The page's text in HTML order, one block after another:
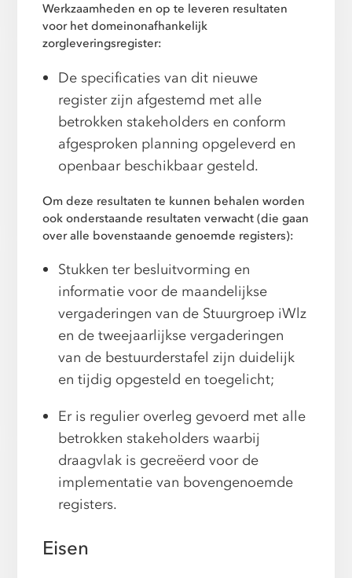
Werkzaamheden en op te leveren resultaten
voor het domeinonafhankelijk
zorgleveringsregister:
De specificaties van dit nieuwe
register zijn afgestemd met alle
betrokken stakeholders en conform
afgesproken planning opgeleverd en
openbaar beschikbaar gesteld.
Om deze resultaten te kunnen behalen worden
ook onderstaande resultaten verwacht (die gaan
over alle bovenstaande genoemde registers):
Stukken ter besluitvorming en
informatie voor de maandelijkse
vergaderingen van de Stuurgroep iWlz
en de tweejaarlijkse vergaderingen
van de bestuurderstafel zijn duidelijk
en tijdig opgesteld en toegelicht;
Er is regulier overleg gevoerd met alle
betrokken stakeholders waarbij
draagvlak is gecreëerd voor de
implementatie van bovengenoemde
registers.
Eisen